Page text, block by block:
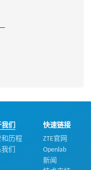
们
和历程
们
快速链接
ZTE官网
Openlab
新闻